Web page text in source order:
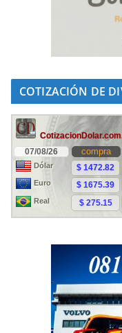
COTIZACIÓN DE